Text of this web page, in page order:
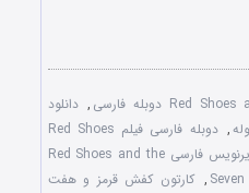
, دانلود
,
دوبله فارسی فیلم Red Shoes
زیرنویس فارسی Red Shoes and the
, کارتون کفش قرمز و هفت